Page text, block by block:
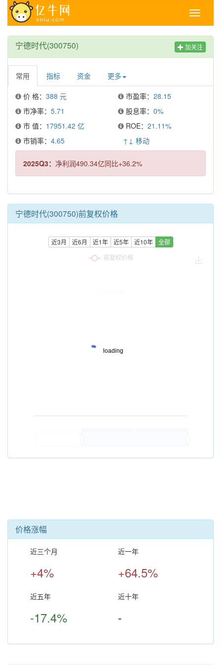
Toggle
宁德时代(300750) 加关注
常用 指标 资金 更多
价 格： 388 元 市盈率： 28.15
市净率： 5.71 股息率： 0%
市 值： 17951.42 亿 ROE： 21.11%
市销率： 4.65 ↑↓ 移动
2025Q3： 净利润490.34亿同比+36.2%
宁德时代(300750)前复权价格
近3月 近6月 近1年 近5年 近10年 全部
价格涨幅
近三个月
+4%
近一年
+64.5%
近五年
-17.4%
近十年
-